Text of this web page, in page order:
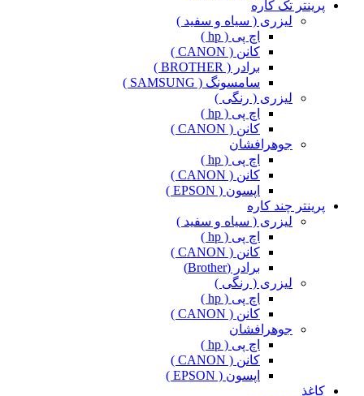
پرینتر تک کاره
لیزری ( سیاه و سفید )
اچ پی ( hp )
کانن ( CANON )
برادر ( BROTHER )
سامسونگ ( SAMSUNG )
لیزری ( رنگی )
اچ پی ( hp )
کانن ( CANON )
جوهرافشان
اچ پی ( hp )
کانن ( CANON )
اپسون ( EPSON )
پرینتر چند کاره
لیزری ( سیاه و سفید )
اچ پی ( hp )
کانن ( CANON )
برادر (Brother)
لیزری ( رنگی )
اچ پی ( hp )
کانن ( CANON )
جوهرافشان
اچ پی ( hp )
کانن ( CANON )
اپسون ( EPSON )
کاغذ